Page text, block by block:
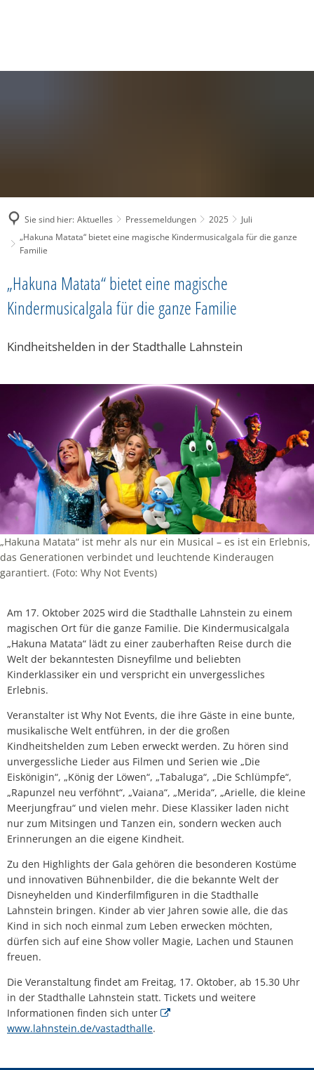
Sie sind hier: Aktuelles Pressemeldungen 2025
Juli
„Hakuna Matata“ bietet eine magische Kindermusicalgala für die ganze
Familie
„Hakuna Matata“ bietet eine magische
Kindermusicalgala für die ganze Familie
Kindheitshelden in der Stadthalle Lahnstein
„Hakuna Matata“ ist mehr als nur ein Musical – es ist ein Erlebnis,
das Generationen verbindet und leuchtende Kinderaugen
garantiert. (Foto: Why Not Events)
Am 17. Oktober 2025 wird die Stadthalle Lahnstein zu einem
magischen Ort für die ganze Familie. Die Kindermusicalgala
„Hakuna Matata“ lädt zu einer zauberhaften Reise durch die
Welt der bekanntesten Disneyfilme und beliebten
Kinderklassiker ein und verspricht ein unvergessliches
Erlebnis.
Veranstalter ist Why Not Events, die ihre Gäste in eine bunte,
musikalische Welt entführen, in der die großen
Kindheitshelden zum Leben erweckt werden. Zu hören sind
unvergessliche Lieder aus Filmen und Serien wie „Die
Eiskönigin“, „König der Löwen“, „Tabaluga“, „Die Schlümpfe“,
„Rapunzel neu verföhnt“, „Vaiana“, „Merida“, „Arielle, die kleine
Meerjungfrau“ und vielen mehr. Diese Klassiker laden nicht
nur zum Mitsingen und Tanzen ein, sondern wecken auch
Erinnerungen an die eigene Kindheit.
Zu den Highlights der Gala gehören die besonderen Kostüme
und innovativen Bühnenbilder, die die bekannte Welt der
Disneyhelden und Kinderfilmfiguren in die Stadthalle
Lahnstein bringen. Kinder ab vier Jahren sowie alle, die das
Kind in sich noch einmal zum Leben erwecken möchten,
dürfen sich auf eine Show voller Magie, Lachen und Staunen
freuen.
Die Veranstaltung findet am Freitag, 17. Oktober, ab 15.30 Uhr
in der Stadthalle Lahnstein statt. Tickets und weitere
Informationen finden sich unter
www.lahnstein.de/vastadthalle.